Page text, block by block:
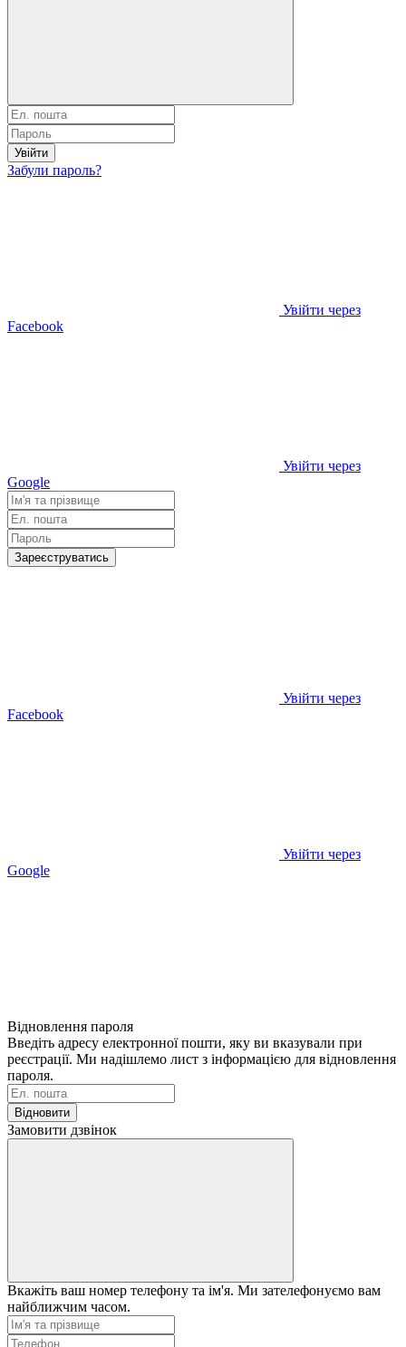
Увійти
Забули пароль?
Увійти через
Facebook
Увійти через
Google
Зареєструватись
Увійти через
Facebook
Увійти через
Google
Відновлення пароля
Введіть адресу електронної пошти, яку ви вказували при
реєстрації. Ми надішлемо лист з інформацією для відновлення
пароля.
Відновити
Замовити дзвінок
Вкажіть ваш номер телефону та ім'я. Ми зателефонуємо вам
найближчим часом.